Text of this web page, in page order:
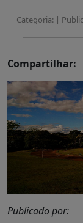
Categoria: |
Compartilhar:
Publicado por: